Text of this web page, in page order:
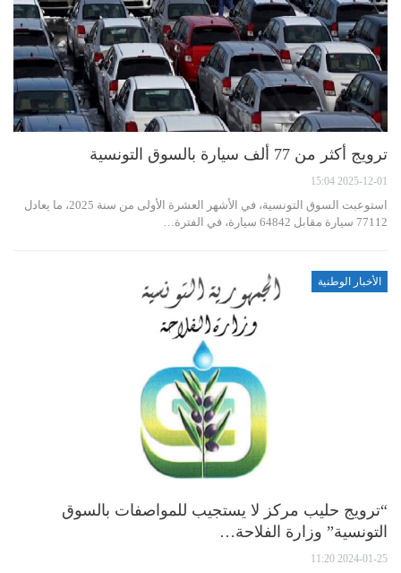
ترويج أكثر من 77 ألف سيارة بالسوق التونسية
2025-12-01 15:04
استوعبت السوق التونسية، في الأشهر العشرة الأولى من سنة 2025، ما يعادل
77112 سيارة مقابل 64842 سيارة، في الفترة…
الأخبار الوطنية
“ترويج حليب مركز لا يستجيب للمواصفات بالسوق
التونسية” وزارة الفلاحة…
2024-01-25 11:20